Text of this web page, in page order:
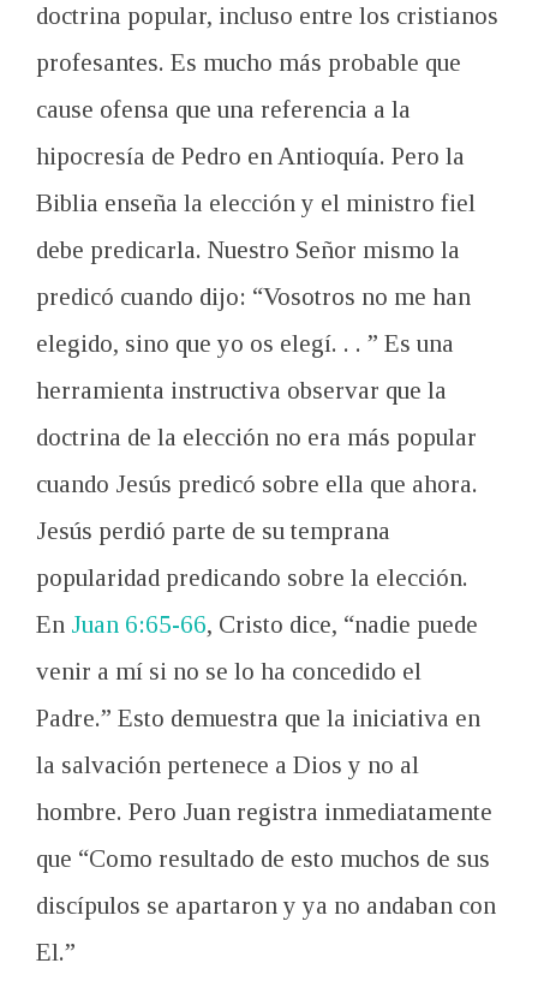
doctrina popular, incluso entre los cristianos
profesantes. Es mucho más probable que
cause ofensa que una referencia a la
hipocresía de Pedro enAntioquía. Pero la
Biblia enseña la elección y el ministro fiel
debe predicarla. Nuestro Señor mismo la
predicó cuando dijo: “Vosotros no me han
elegido, sino que yo os elegí. . . ” Es una
herramienta instructiva observar que la
doctrina de la elección no era más popular
cuando Jesús predicó sobre ella que ahora.
Jesús perdió parte de su temprana
popularidad predicando sobre la elección.
En Juan 6:65-66, Cristo dice, “nadie puede
venir a mí si no se lo ha concedido el
Padre.” Esto demuestra que la iniciativa en
la salvación pertenece a Dios y no al
hombre. Pero Juan registra inmediatamente
que “Como resultado de esto muchos de sus
discípulos se apartaron y ya no andaban con
El.”